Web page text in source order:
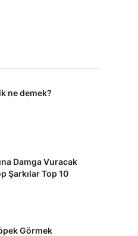
ne demek?
Damga Vuracak
Şarkılar Top 10
Görmek